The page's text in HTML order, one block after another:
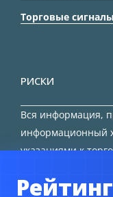
Торговые сигналы
РИСКИ
Вся информация,
информационный
указаниями к